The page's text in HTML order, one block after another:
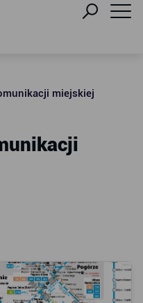
miejskiej